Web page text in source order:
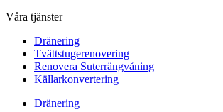
Våra tjänster
Dränering
Tvättstugerenovering
Renovera Suterrängvåning
Källarkonvertering
Dränering